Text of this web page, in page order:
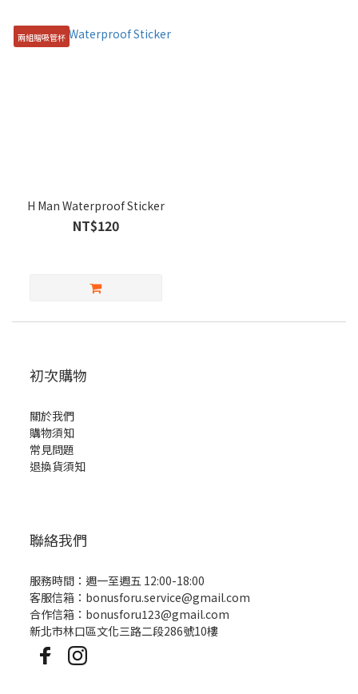
兩組贈吸管杯
H Man Waterproof Sticker
NT$120
初次購物
關於我們
購物須知
常見問題
退換貨須知
聯絡我們
服務時間：週一至週五 12:00-18:00
客服信箱：bonusforu.service@gmail.com
合作信箱：bonusforu123@gmail.com
新北市林口區文化三路二段286號10樓